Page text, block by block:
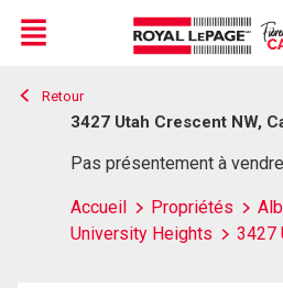
Live
En Direct
Menu
Retour
3427 Utah Crescent NW,
Pas présentement à
Accueil Propriétés
University Heights
3427